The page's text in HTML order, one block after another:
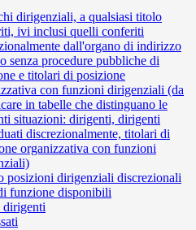
dirigenziali, a qualsiasi titolo
ivi inclusi quelli conferiti
dall'organo di indirizzo
senza procedure pubbliche di
e titolari di posizione
con funzioni dirigenziali (da
in tabelle che distinguano le
situazioni: dirigenti, dirigenti
discrezionalmente, titolari di
organizzativa con funzioni
posizioni dirigenziali discrezionali
funzione disponibili
dirigenti